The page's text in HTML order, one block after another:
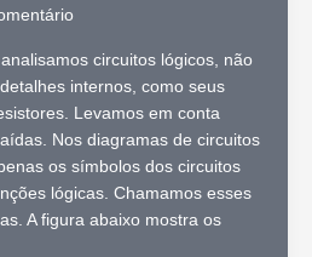
circuitos lógicos, não
internos, como seus
Levamos em conta
Nos diagramas de circuitos
os símbolos dos circuitos
lógicas. Chamamos esses
A figura abaixo mostra os